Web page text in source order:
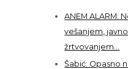
ANEM ALARM:
vešanjem,
žrtvovanjem…
Šabić: Opasno